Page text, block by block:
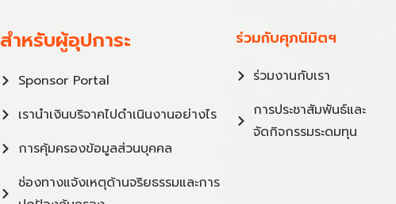
สำหรับผู้อุปการะ
Sponsor Portal
เรานำเงินบริจาคไปดำเนินงานอย่างไร
การคุ้มครองข้อมูลส่วนบุคคล
ช่องทางแจ้งเหตุด้านจริยธรรมและการ
ร่วมกับศุภนิมิตฯ
ร่วมงานกับเรา
การประชาสัมพันธ์และ
จัดกิจกรรมระดมทุน